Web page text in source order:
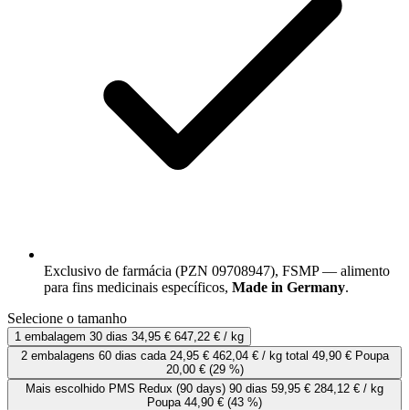
Exclusivo de farmácia (PZN 09708947), FSMP — alimento
para fins medicinais específicos, Made in Germany.
Selecione o tamanho
1 embalagem 30 dias 34,95 € 647,22 € / kg
2 embalagens 60 dias cada 24,95 € 462,04 € / kg total 49,90 € Poupa
20,00 € (29 %)
Mais escolhido PMS Redux (90 days) 90 dias 59,95 € 284,12 € / kg
Poupa 44,90 € (43 %)